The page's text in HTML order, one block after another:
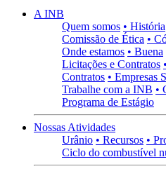
A INB
Quem somos • História
Comissão de Ética •
Onde estamos • Buena
Licitações e Contratos
Contratos • Empresas
Trabalhe com a INB •
Programa de Estágio
Nossas Atividades
Urânio • Recursos •
Ciclo do combustível